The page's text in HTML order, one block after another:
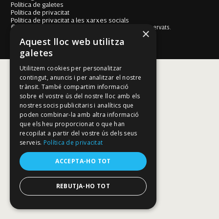
Política de galetes
Política de privacitat
Política de privacitat a les xarxes socials
© Fundació Mallorca Literària 2026. Tots els drets reservats.
Disseny i desenvolupament web BESTALDE STUDIO
×
Aquest lloc web utilitza
galetes
Utilitzem cookies per personalitzar
contingut, anuncis i per analitzar el nostre
trànsit. També compartim informació
sobre el vostre ús del nostre lloc amb els
nostres socis publicitaris i analítics que
poden combinar-la amb altra informació
que els heu proporcionat o que han
recopilat a partir del vostre ús dels seus
serveis. Política de privacitat
ACCEPTA-HO TOT
REBUTJA-HO TOT